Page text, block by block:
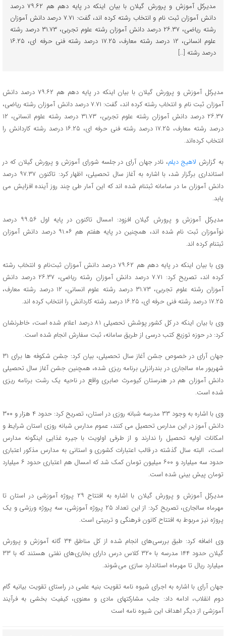
مدیرکل آموزش و پرورش گیلان با بیان اینکه در پایه دهم هم ۷۹.۶۲ درصد
دانش آموزان ثبت نام و انتخاب رشته کرده اند، گفت: ۷.۷۱ درصد دانش آموزان
رشته ریاضی، ۲۶.۳۷ درصد دانش آموزان رشته علوم تجربی، ۳۱.۷۳ درصد رشته
علوم انسانی، ۱۲ درصد رشته معارف، ۱۷.۲۵ درصد رشته فنی حرفه ای، ۱۶.۲۵
درصد رشته […]
مدیرکل آموزش و پرورش گیلان با بیان اینکه در پایه دهم هم ۷۹.۶۲ درصد دانش
آموزان ثبت نام و انتخاب رشته کرده اند، گفت: ۷.۷۱ درصد دانش آموزان رشته ریاضی،
۲۶.۳۷ درصد دانش آموزان رشته علوم تجربی، ۳۱.۷۳ درصد رشته علوم انسانی، ۱۲
درصد رشته معارف، ۱۷.۲۵ درصد رشته فنی حرفه ای، ۱۶.۲۵ درصد رشته کاردانش را
انتخاب کرده‌اند.
به گزارش لاهیج دیلم، نادر جهان آرای در جلسه شورای آموزش و پرورش گیلان که در
استانداری برگزار شد، با اشاره به آغاز سال تحصیلی، اظهار کرد: تاکنون ۹۷.۳۷ درصد
دانش آموزان ما در سامانه ثبتنام شده اند که این آمار طی چند روز آینده افزایش می
یابد.
مدیرکل آموزش و پرورش گیلان افزود: امسال تاکنون در پایه اول ۹۹.۵۶ درصد
نوآموزان ثبت نام شده اند، همچنین در پایه هفتم هم ۹۱.۰۶ درصد دانش آموزان
ثبتنام کرده اند.
وی با بیان اینکه در پایه دهم هم ۷۹.۶۲ درصد دانش آموزان ثبت‌نام و انتخاب رشته
کرده اند، تصریح کرد: ۷.۷۱ درصد دانش آموزان رشته ریاضی، ۲۶.۳۷ درصد دانش
آموزان رشته علوم تجربی، ۳۱.۷۳ درصد رشته علوم انسانی، ۱۲ درصد رشته معارف،
۱۷.۲۵ درصد رشته فنی حرفه ای، ۱۶.۲۵ درصد رشته کاردانش را انتخاب کرده اند.
وی با بیان اینکه در کل کشور پوشش تحصیلی ۸۱ درصد اعلام شده است، خاطرنشان
کرد: در حوزه توزیع کتب درسی از طریق سامانه، ثبت سفارش انجام شده است.
جهان آرای در خصوص جشن آغاز سال تحصیلی، بیان کرد: جشن شکوفه ها برای ۳۱
شهریور ماه سالجاری در بندرانزلی برنامه ریزی شده، همچنین جشن آغاز سال تحصیلی
دانش آموزان هم در هنرستان کیومرث صابری واقع در ناحیه یک رشت برنامه ریزی
شده است.
وی با اشاره به وجود ۳۳ مدرسه شبانه روزی در استان، تصریح کرد: حدود ۴ هزار و ۳۰۰
دانش آموز در این مدارس تحصیل می کنند، عموم مدارس شبانه روزی استان شرایط و
امکانات اولیه تحصیل را ندارند و از طرفی اولویت با جیره غذایی اینگونه مدارس
است‌، البته سال گذشته در قالب اعتبارات کشوری و استانی به مدارس مذکور اعتباری
حدود سه میلیارد و ۶۰۰ میلیون تومان کمک شد که امسال هم اعتباری حدود ۶ میلیارد
تومان پیش بینی شده است.
مدیرکل آموزش و پرورش گیلان با اشاره به افتتاح ۲۹ پروژه آموزشی در استان تا
مهرماه سالجاری، تصریح کرد: از این تعداد ۲۵ پروژه آموزشی، سه پروژه ورزشی و یک
پروژه نیز مربوط به افتتاح کانون فرهنگی و تربیتی است.
وی اضافه کرد: طبق بررسی‌های انجام شده از کل مناطق ۳۴ گانه آموزش و پرورش
گیلان حدود ۱۴۴ مدرسه با ۳۲۰ کلاس درس دارای بخاری‌های نفتی هستند که با ۳۳
میلیارد ریال تا مهرماه استاندارد سازی می شوند.
جهان آرای با اشاره به اجرای شیوه نامه تقویت بنیه علمی در راستای تقویت بیانیه گام
دوم انقلاب، ادامه داد: جلب مشارکتهای مادی و معنوی، کیفیت بخشی به فرآیند
آموزشی از دیگر اهداف این شیوه نامه است